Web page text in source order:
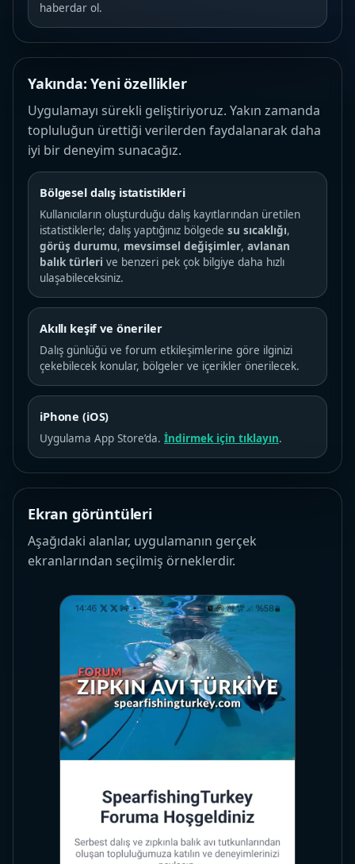
haberdar ol.
Yakında: Yeni özellikler
Uygulamayı sürekli geliştiriyoruz. Yakın zamanda
topluluğun ürettiği verilerden faydalanarak daha
iyi bir deneyim sunacağız.
Bölgesel dalış istatistikleri
Kullanıcıların oluşturduğu dalış kayıtlarından üretilen
istatistiklerle; dalış yaptığınız bölgede su sıcaklığı,
görüş durumu, mevsimsel değişimler, avlanan
balık türleri ve benzeri pek çok bilgiye daha hızlı
ulaşabileceksiniz.
Akıllı keşif ve öneriler
Dalış günlüğü ve forum etkileşimlerine göre ilginizi
çekebilecek konular, bölgeler ve içerikler önerilecek.
iPhone (iOS)
Uygulama App Store’da. İndirmek için tıklayın.
Ekran görüntüleri
Aşağıdaki alanlar, uygulamanın gerçek
ekranlarından seçilmiş örneklerdir.